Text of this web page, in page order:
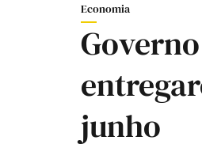
Economia
junho